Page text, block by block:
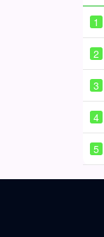
1
2
3
4
5